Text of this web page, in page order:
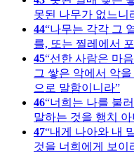
못된 나무가 없느니
44 나무는 각각 그
를, 또는 찔레에서
45 선한 사람은 마
그 쌓은 악에서 악
으로 말함이니라
46 너희는 나를 불
말하는 것을 행치
47 내게 나아와 내
것을 너희에게 보이